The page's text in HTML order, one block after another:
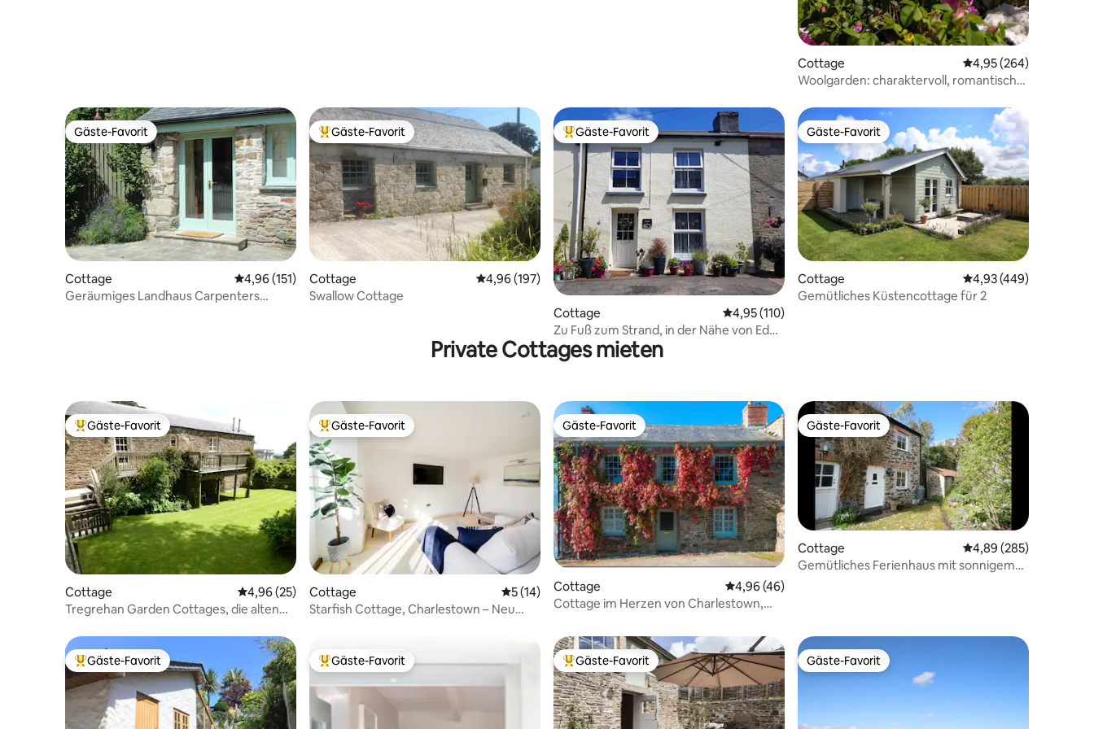
Cottage Durchschnittliche
4,95 (264)
Woolgarden: charaktervoll, romantisch
Gäste-Favorit
Gäste-Favorit
Cottage Durchschnittliche Bewertung: 4,96 von 5, 151 Bewertungen
4,96 (151)
Geräumiges Landhaus Carpenters
Beliebter Gäste-Favorit.
Gäste-Favorit
Cottage Durchschnittliche Bewertung: 4,96 von 5, 197 Bewertungen
4,96 (197)
Swallow Cottage
Beliebter Gäste-Favorit.
Gäste-Favorit
Cottage Durchschnittliche Bewertung: 4,95 von 5, 110 Bewertungen
4,95 (110)
Zu Fuß zum Strand, in der Nähe von Eden
Project und Fowey
Gäste-Favorit
Gäste-Favorit
Cottage Durchschnittliche
4,93 (449)
Gemütliches Küstencottage für 2
Private Cottages mieten
Beliebter Gäste-Favorit.
Gäste-Favorit
Cottage Durchschnittliche Bewertung: 4,96 von 5, 25 Bewertungen
4,96 (25)
Tregrehan Garden Cottages, die alten
Beliebter Gäste-Favorit.
Gäste-Favorit
Cottage Durchschnittliche Bewertung: 5 von 5, 14 Bewertungen
5 (14)
Starfish Cottage, Charlestown – Neu
Gäste-Favorit
Gäste-Favorit
Cottage Durchschnittliche Bewertung: 4,96 von 5, 46 Bewertungen
4,96 (46)
Cottage im Herzen von Charlestown,
Gäste-Favorit
Gäste-Favorit
Cottage Durchschnittliche
4,89 (285)
Gemütliches Ferienhaus mit sonnigem
Beliebter Gäste-Favorit.
Gäste-Favorit Beliebter Gäste-Favorit.
Gäste-Favorit Beliebter Gäste-Favorit.
Gäste-Favorit Gäste-Favorit
Gäste-Favorit